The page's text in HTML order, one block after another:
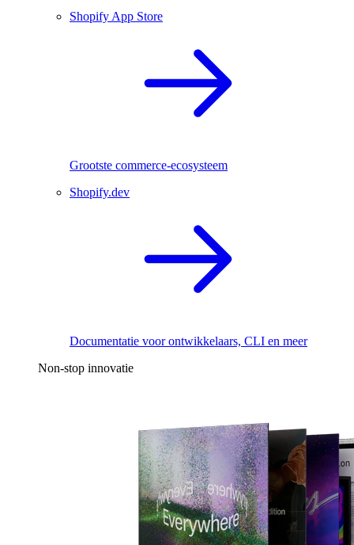
Shopify App Store
Grootste commerce-ecosysteem
Shopify.dev
Documentatie voor ontwikkelaars, CLI en meer
Non-stop innovatie